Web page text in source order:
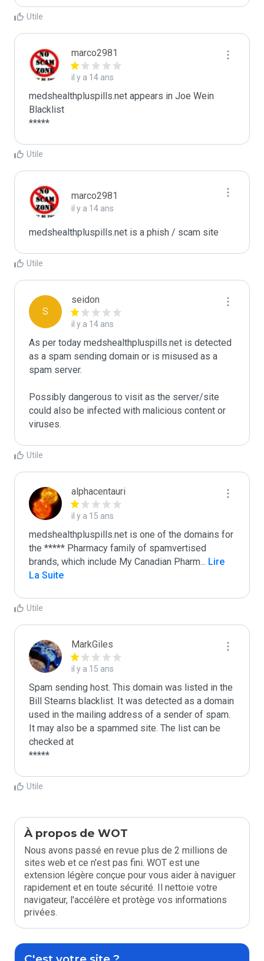
Utile
marco2981
il y a 14 ans
medshealthpluspills.net appears in Joe Wein
Blacklist
*****
Utile
marco2981
il y a 14 ans
medshealthpluspills.net is a phish / scam site
Utile
S
seidon
il y a 14 ans
As per today medshealthpluspills.net is detected
as a spam sending domain or is misused as a
spam server.
Possibly dangerous to visit as the server/site
could also be infected with malicious content or
viruses.
Utile
alphacentauri
il y a 15 ans
medshealthpluspills.net is one of the domains for
the ***** Pharmacy family of spamvertised
brands, which include My Canadian Pharm... Lire
La Suite
Utile
MarkGiles
il y a 15 ans
Spam sending host. This domain was listed in the
Bill Stearns blacklist. It was detected as a domain
used in the mailing address of a sender of spam.
It may also be a spammed site. The list can be
checked at
Utile
À propos de WOT
Nous avons passé en revue plus de 2 millions de
sites web et ce n'est pas fini. WOT est une
extension légère conçue pour vous aider à naviguer
rapidement et en toute sécurité. Il nettoie votre
navigateur, l'accélère et protège vos informations
privées.